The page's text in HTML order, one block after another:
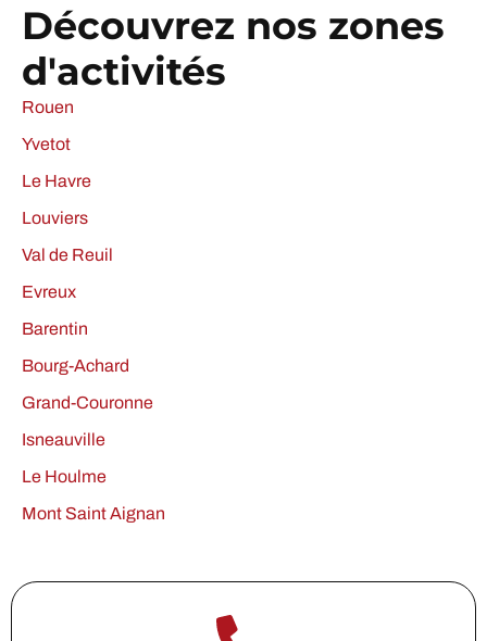
Découvrez nos zones
d'activités
Rouen
Yvetot
Le Havre
Louviers
Val de Reuil
Evreux
Barentin
Bourg-Achard
Grand-Couronne
Isneauville
Le Houlme
Mont Saint Aignan